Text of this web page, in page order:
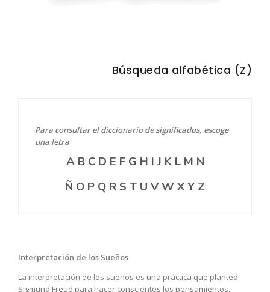
Búsqueda alfabética (Z)
Para consultar el diccionario de significados, escoge
una letra
A B C D E F G H I J K L M N
Ñ O P Q R S T U V W X Y Z
Interpretación de los Sueños
La interpretación de los sueños es una práctica que planteó
Sigmund Freud para hacer conscientes los pensamientos,